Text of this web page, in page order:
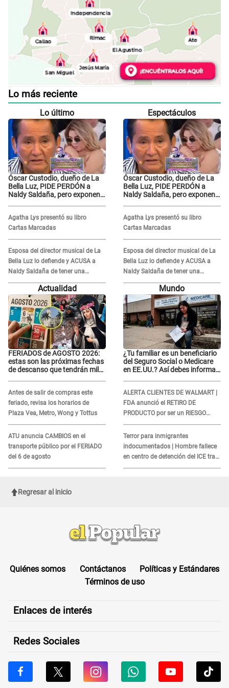
Lo más reciente
Lo último
Óscar Custodio, dueño de La
Bella Luz, PIDE PERDÓN a
Naldy Saldaña, pero exponen
grabar"
Agatha Lys presentó su libro
Cartas Marcadas
Esposa del director musical de La
Bella Luz lo defiende y ACUSA a
Naldy Saldaña de tener una
relación con él y otros integrantes
Espectáculos
Óscar Custodio, dueño de La
Bella Luz, PIDE PERDÓN a
Naldy Saldaña, pero exponen
grabar"
Agatha Lys presentó su libro
Cartas Marcadas
Esposa del director musical de La
Bella Luz lo defiende y ACUSA a
Naldy Saldaña de tener una
relación con él y otros integrantes
Actualidad
FERIADOS de AGOSTO 2026:
estas son las próximas fechas
de descanso que tendrán miles
Antes de salir de compras este
feriado, revisa los horarios de
Plaza Vea, Metro, Wong y Tottus
ATU anuncia CAMBIOS en el
transporte público por el FERIADO
del 6 de agosto
Mundo
¿Tu familiar es un beneficiario
del Seguro Social o Medicare
en EE.UU.? Así debes informar
ALERTA CLIENTES DE WALMART |
FDA anunció el RETIRO DE
PRODUCTO por ser un RIESGO
MORTAL para consumidores: ¿Cuál
es?
Terror para inmigrantes
indocumentados | Hombre fallece
en centro de detención del ICE tras
sufrir una "emergencia médica"
Regresar al inicio
Quiénes somos Contáctanos
Políticas y Estándares
Términos de uso
Enlaces de interés
Redes Sociales